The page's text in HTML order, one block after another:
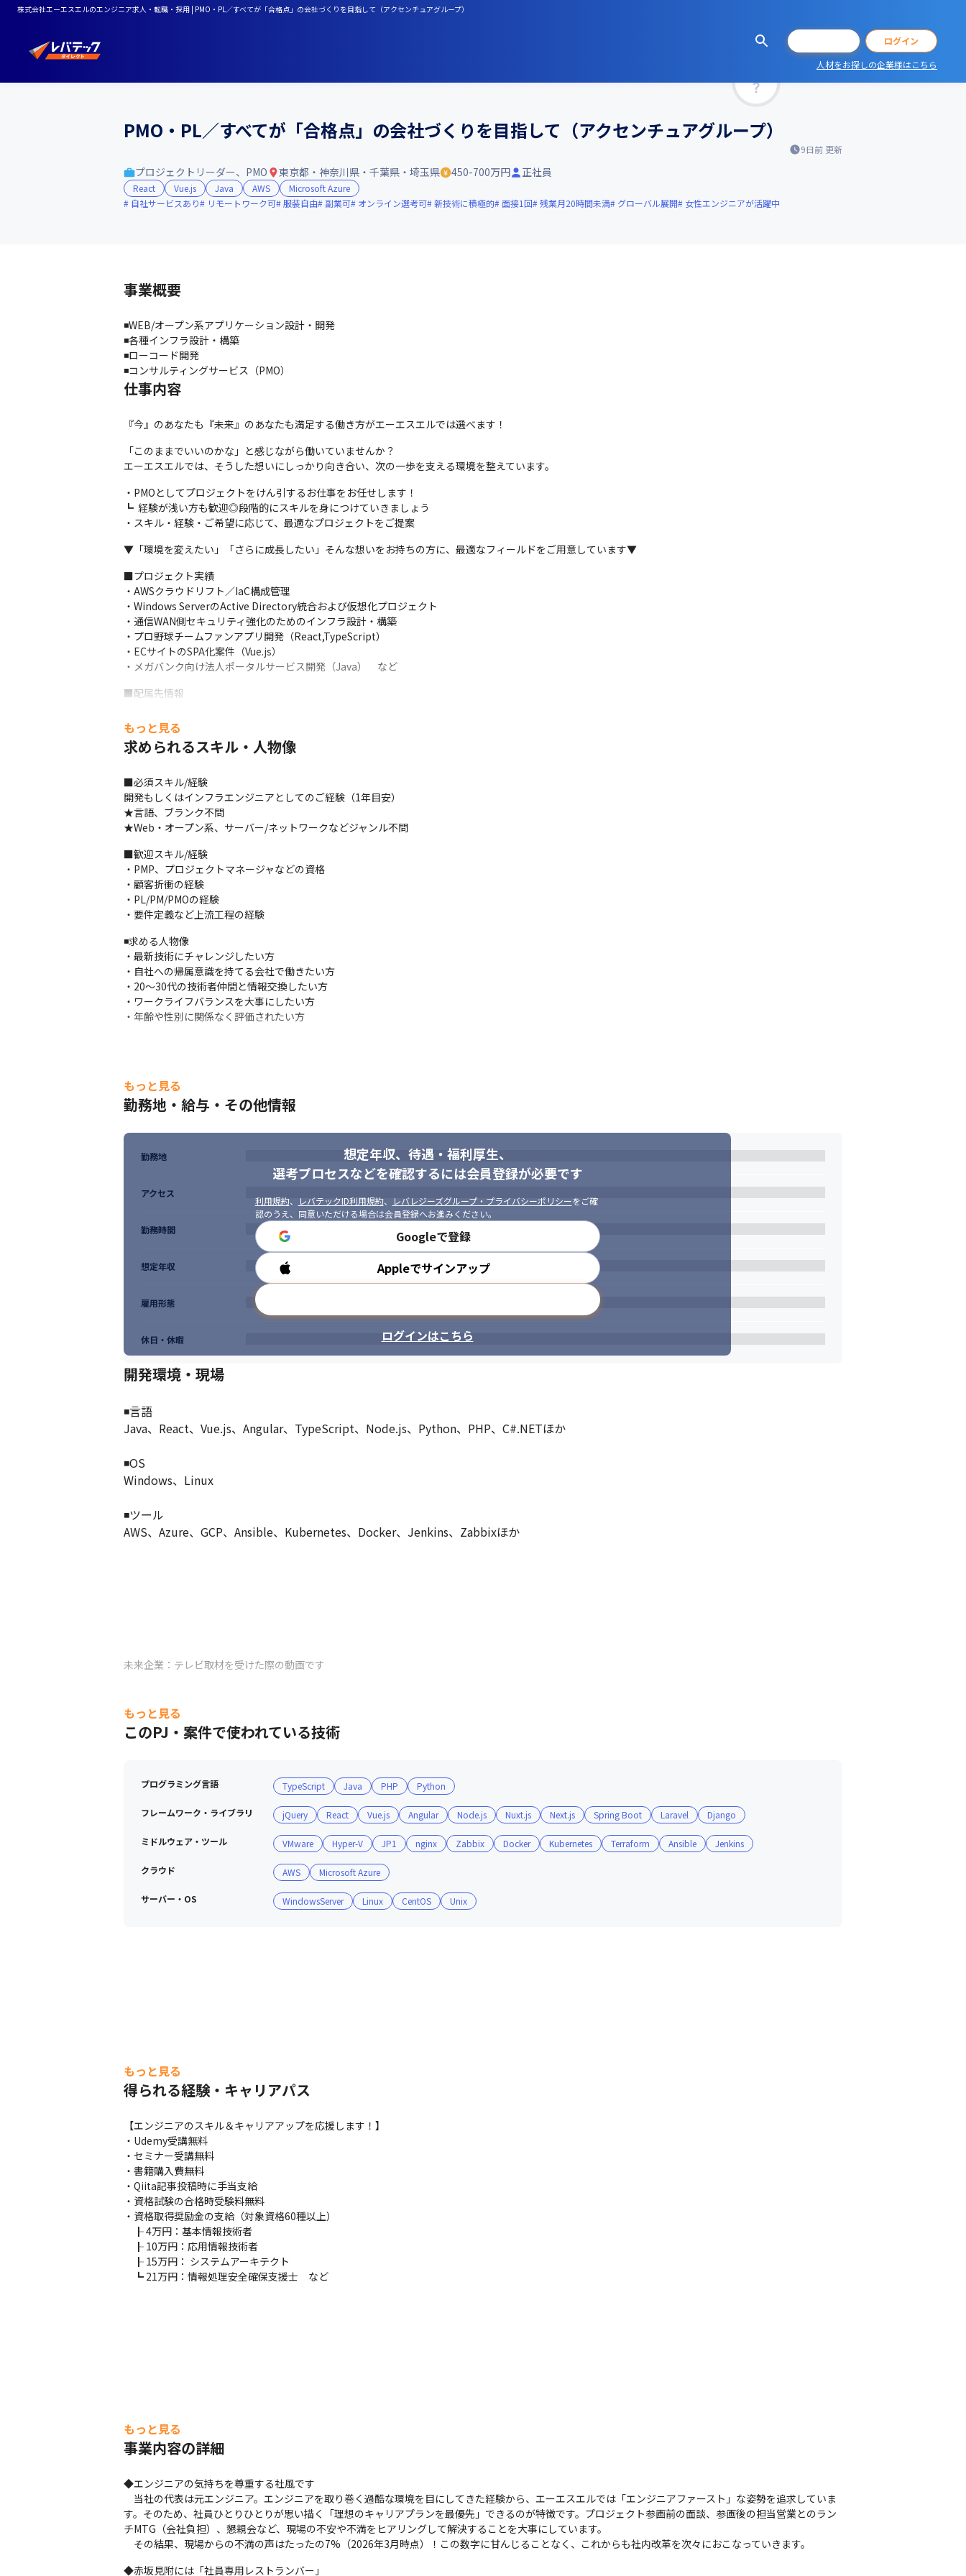
株式会社エーエスエルのエンジニア求人・転職・採用 | PMO・PL／すべてが「合格点」の会社づくりを目指して（アクセンチュアグループ）
ログイン
人材をお探しの企業様はこちら
PMO・PL／すべてが「合格点」の会社づくりを目指して（アクセンチュアグループ）
9日前 更新
プロジェクトリーダー、PMO 東京都・神奈川県・千葉県・埼玉県 450-700万円 正社員
React Vue.js Java AWS
Microsoft Azure
自社サービスあり
リモートワーク可 服装自由 副業可 オンライン選考可 新技術に積極的 面接1回 残業月20時間未満 グローバル展開 女性エンジニアが活躍中
事業概要
◾️WEB/オープン系アプリケーション設計・開発
◾️各種インフラ設計・構築
◾️ローコード開発
◾️コンサルティングサービス（PMO）
仕事内容
『今』のあなたも『未来』のあなたも満足する働き方がエーエスエルでは選べます！
「このままでいいのかな」と感じながら働いていませんか？
エーエスエルでは、そうした想いにしっかり向き合い、次の一歩を支える環境を整えています。
・PMOとしてプロジェクトをけん引するお仕事をお任せします！
┗  経験が浅い方も歓迎◎段階的にスキルを身につけていきましょう
・スキル・経験・ご希望に応じて、最適なプロジェクトをご提案
▼「環境を変えたい」「さらに成長したい」そんな想いをお持ちの方に、最適なフィールドをご用意しています▼
■プロジェクト実績
・AWSクラウドリフト／IaC構成管理
・Windows ServerのActive Directory統合および仮想化プロジェクト
・通信WAN側セキュリティ強化のためのインフラ設計・構築
・プロ野球チームファンアプリ開発（React,TypeScript）
・ECサイトのSPA化案件（Vue.js）
・メガバンク向け法人ポータルサービス開発（Java）　など
■配属先情報
開発が約半数、インフラ系が40％ほど、PMO、RPAエンジニアも在籍しています。
■主要取引先(一部)
マネジメント株式会社　など
■魅力
★社員専用レストランバーがOPEN!★
・案件アサイン時には必ず面談をおこない、希望条件を丁寧にヒアリング
・社内の風通しが良いこと（社長や役員に直接連絡OK）
・社員旅行や社内イベントは強制せず来たい人だけでOK（全額会社負担）
・研修費用/書籍購入費用全額会社負担などスキルアップサポートも充実
・社外のレストランバーでは原価で料理/ドリンクを提供
★＼案件の希望を叶えます／　＼一人っきりにはさせません！／
内定承諾をいただいた後は、キャリア面談を実施。
「どういった働き方をしたいか」「どういう案件が希望か」をしっかりとヒアリングします。
・クラウド案件に携わりたい
・家から近い方が良い
・要件定義に挑戦したい
など、率直なご意見をお聞かせ下さい！
案件参画後は
・定期的なランチミーティング
・週報でSOSが発信できる（※提出は完全任意）
仕事以外のことで思い悩むことなく、自分のスキルアップに専念して仕事ができる環境です◎
もっと見る
求められるスキル・人物像
■必須スキル/経験
開発もしくはインフラエンジニアとしてのご経験（1年目安）
★言語、ブランク不問
★Web・オープン系、サーバー/ネットワークなどジャンル不問
■歓迎スキル/経験
・PMP、プロジェクトマネージャなどの資格
・顧客折衝の経験
・PL/PM/PMOの経験
・要件定義など上流工程の経験
◾️求める人物像
・最新技術にチャレンジしたい方
・自社への帰属意識を持てる会社で働きたい方
・20～30代の技術者仲間と情報交換したい方
・ワークライフバランスを大事にしたい方
・年齢や性別に関係なく評価されたい方
もっと見る
勤務地・給与・その他情報
想定年収、待遇・福利厚生、
選考プロセスなどを確認するには会員登録が必要です
利用規約、 レバテックID利用規約、 レバレジーズグループ・プライバシーポリシーをご確
認のうえ、同意いただける場合は会員登録へお進みください。
Googleで登録
Appleでサインアップ
ログインはこちら
勤務地
アクセス
勤務時間
想定年収
雇用形態
休日・休暇
開発環境・現場
◾️言語
Java、React、Vue.js、Angular、TypeScript、Node.js、Python、PHP、C#.NETほか
◾️OS
Windows、Linux
◾️ツール
AWS、Azure、GCP、Ansible、Kubernetes、Docker、Jenkins、Zabbixほか
未来企業：テレビ取材を受けた際の動画です
もっと見る
このPJ・案件で使われている技術
プログラミング言語 TypeScript Java PHP Python
フレームワーク・ライブラリ jQuery React Vue.js Angular Node.js Nuxt.js Next.js Spring Boot Laravel Django
ミドルウェア・ツール VMware Hyper-V JP1 nginx Zabbix Docker Kubernetes Terraform Ansible Jenkins
クラウド AWS Microsoft Azure
サーバー・OS WindowsServer Linux CentOS Unix
もっと見る
得られる経験・キャリアパス
【エンジニアのスキル＆キャリアアップを応援します！】
・Udemy受講無料
・セミナー受講無料
・書籍購入費無料
・Qiita記事投稿時に手当支給
・資格試験の合格時受験料無料
・資格取得奨励金の支給（対象資格60種以上）
┠ 4万円：基本情報技術者
┠ 10万円：応用情報技術者
┠ 15万円： システムアーキテクト
┗ 21万円：情報処理安全確保支援士　など
もっと見る
事業内容の詳細
◆エンジニアの気持ちを尊重する社風です
当社の代表は元エンジニア。エンジニアを取り巻く過酷な環境を目にしてきた経験から、エーエスエルでは「エンジニアファースト」な姿勢を追求していま
す。そのため、社員ひとりひとりが思い描く「理想のキャリアプランを最優先」できるのが特徴です。プロジェクト参画前の面談、参画後の担当営業とのラン
チMTG（会社負担）、懇親会など、現場の不安や不満をヒアリングして解決することを大事にしています。
その結果、現場からの不満の声はたったの7%（2026年3月時点）！この数字に甘んじることなく、これからも社内改革を次々におこなっていきます。
◆赤坂見附には「社員専用レストランバー」